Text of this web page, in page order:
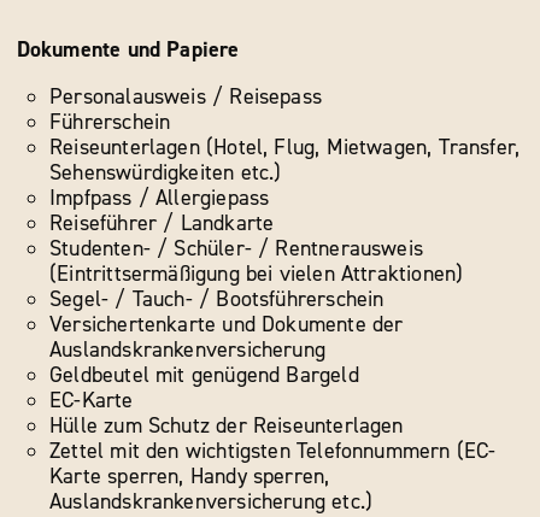
Dokumente und Papiere
Personalausweis / Reisepass
Führerschein
Reiseunterlagen (Hotel, Flug, Mietwagen, Transfer,
Sehenswürdigkeiten etc.)
Impfpass / Allergiepass
Reiseführer / Landkarte
Studenten- / Schüler- / Rentnerausweis
(Eintrittsermäßigung bei vielen Attraktionen)
Segel- / Tauch- / Bootsführerschein
Versichertenkarte und Dokumente der
Auslandskrankenversicherung
Geldbeutel mit genügend Bargeld
EC-Karte
Hülle zum Schutz der Reiseunterlagen
Zettel mit den wichtigsten Telefonnummern (EC-
Karte sperren, Handy sperren,
Auslandskrankenversicherung etc.)